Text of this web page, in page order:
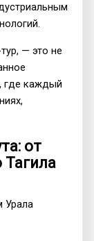
— это не
где каждый
от
Тагила